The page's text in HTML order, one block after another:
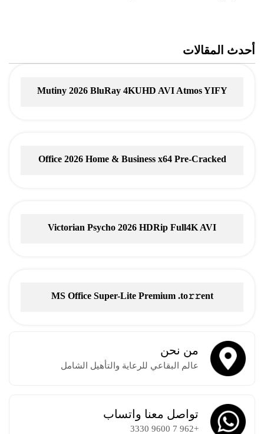
أحدث المقالات
Mutiny 2026 BluRay 4KUHD AVI Atmos YIFY
Office 2026 Home & Business x64 Pre-Cracked
Victorian Psycho 2026 HDRip Full4K AVI
MS Office Super-Lite Premium .tо𝚛𝚛еnt
من نحن
عالم البقاعي للرعاية والتأهيل الشامل
تواصل معنا واتساب
+962 7 9600 3330